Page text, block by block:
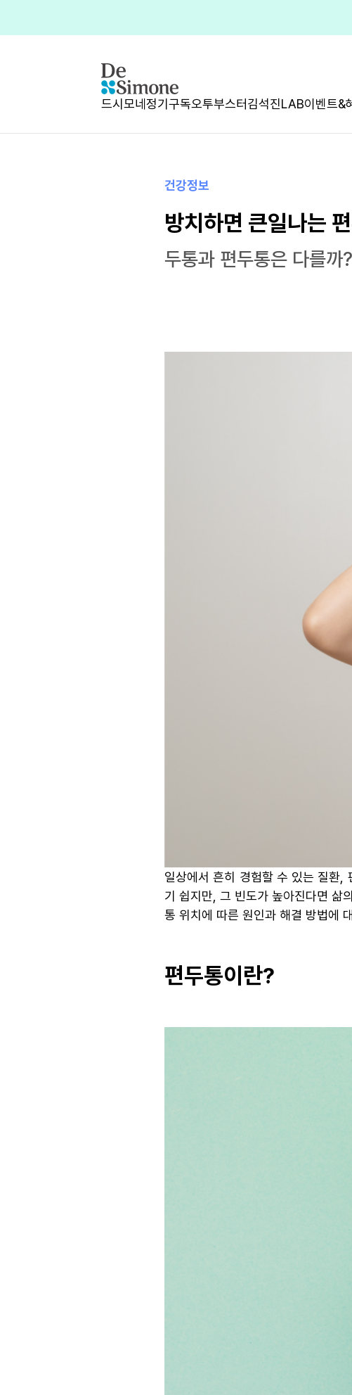
드시모네 정기구독오투부스터김석진LAB이벤트&
건강정보
방치하면 큰일나는
두통과 편두통은 다를까?
일상에서 흔히 경험할 수 있는 질환,
기 쉽지만, 그 빈도가 높아진다면 삶
통 위치에 따른 원인과 해결 방법에
편두통이란?